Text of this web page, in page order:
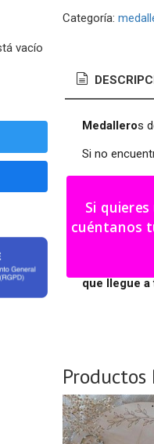
vacío
Categoría:
Medalleros
Si no
Color a elegir.
Plazo
Recuerda
que llegue a
Productos
Si
cuéntanos tu